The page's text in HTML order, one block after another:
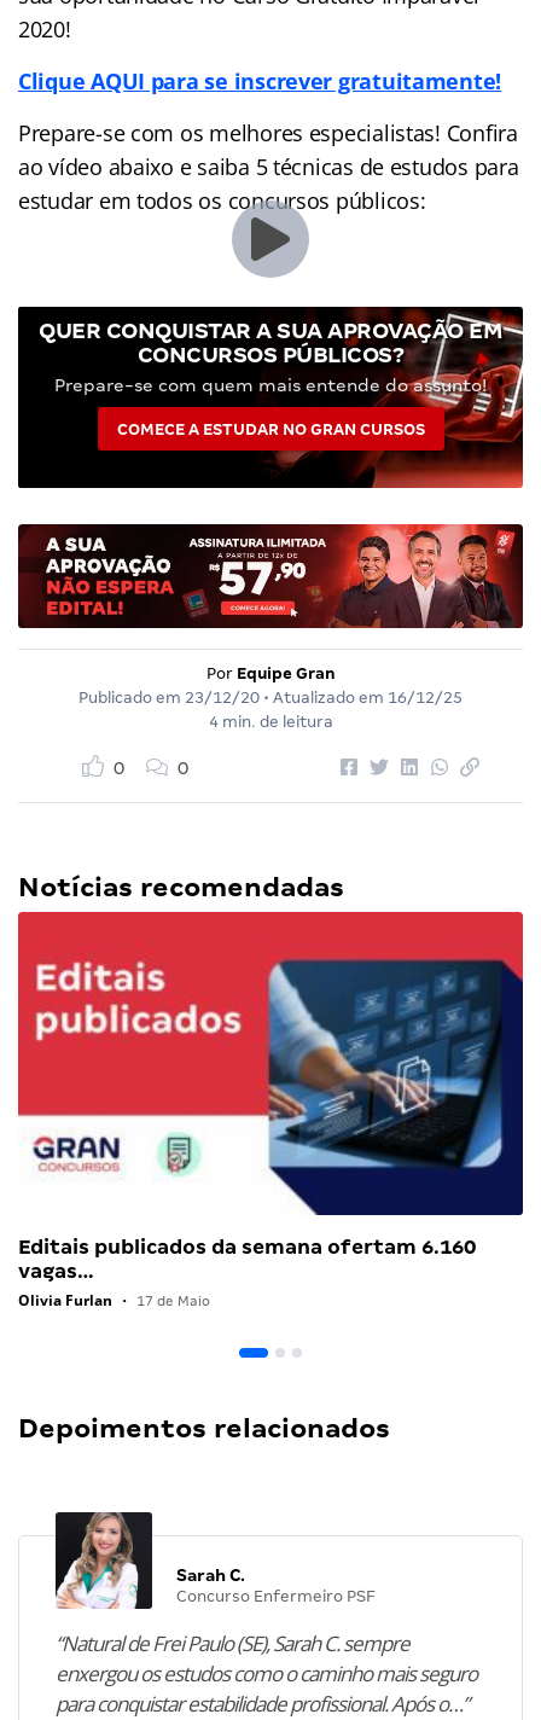
2020!
Clique AQUI para se inscrever gratuitamente!
Prepare-se com os melhores especialistas! Confira
ao vídeo abaixo e saiba 5 técnicas de estudos para
estudar em todos os concursos públicos:
QUER CONQUISTAR A SUA APROVAÇÃO EM
CONCURSOS PÚBLICOS?
Prepare-se com quem mais entende do assunto!
COMECE A ESTUDAR NO GRAN CURSOS
Por Equipe Gran
Publicado em 23/12/20 • Atualizado em 16/12/25
4 min. de leitura
0 0
Notícias recomendadas
Editais publicados da semana ofertam 6.160
vagas…
Olivia Furlan • 17 de Maio
Depoimentos relacionados
Sarah C.
Concurso Enfermeiro PSF
“Natural de Frei Paulo (SE), Sarah C. sempre
enxergou os estudos como o caminho mais seguro
para conquistar estabilidade profissional. Após o…”